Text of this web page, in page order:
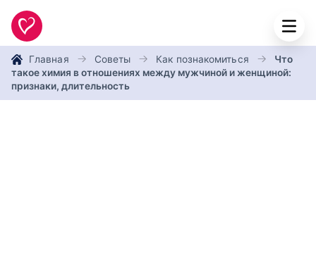
Главная Советы Как познакомиться
Что
такое химия в отношениях между мужчиной и женщиной:
признаки, длительность